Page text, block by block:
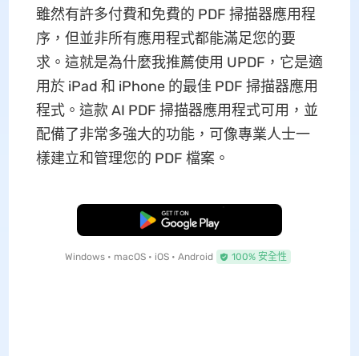
雖然有許多付費和免費的 PDF 掃描器應用程
序，但並非所有應用程式都能滿足您的要
求。這就是為什麼我推薦使用 UPDF，它是適
用於 iPad 和 iPhone 的最佳 PDF 掃描器應用
程式。這款 AI PDF 掃描器應用程式可用，並
配備了非常多強大的功能，可像專業人士一
樣建立和管理您的 PDF 檔案。
免費下載
Windows • macOS • iOS • Android 100% 安全性